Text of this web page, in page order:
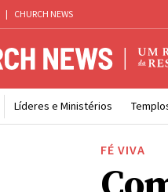
| CHURCH NEWS
Líderes e Ministérios
FÉ VIVA